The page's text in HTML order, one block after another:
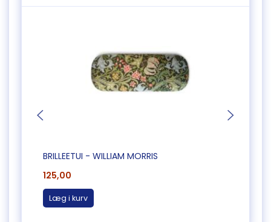
BRILLEETUI - WILLIAM MORRIS
125,00
Læg i kurv